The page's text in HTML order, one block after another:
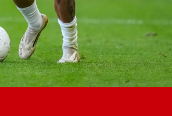
Jong AZ
Seizoenkaart